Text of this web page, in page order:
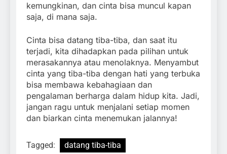
kemungkinan, dan cinta bisa muncul kapan
saja, di mana saja.
Cinta bisa datang tiba-tiba, dan saat itu
terjadi, kita dihadapkan pada pilihan untuk
merasakannya atau menolaknya. Menyambut
cinta yang tiba-tiba dengan hati yang terbuka
bisa membawa kebahagiaan dan
pengalaman berharga dalam hidup kita. Jadi,
jangan ragu untuk menjalani setiap momen
dan biarkan cinta menemukan jalannya!
Tagged:
datang tiba-tiba